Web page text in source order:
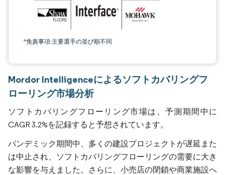
*免責事項:主要選手の並び順不同
Mordor Intelligenceによるソフトカバリングフ
ローリング市場分析
ソフトカバリングフローリング市場は、予測期間中に
CAGR 3.2%を記録すると予想されています。
パンデミック期間中、多くの建設プロジェクトが遅延また
は中止され、ソフトカバリングフローリングの需要に大き
な影響を与えました。さらに、小売店の閉鎖や商業施設へ